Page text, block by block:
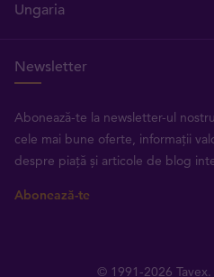
Ungaria
Newsletter
Abonează-te la newsletter-ul
cele mai bune oferte, informații
despre piață și articole de blog
Abonează-te
© 1991-2026